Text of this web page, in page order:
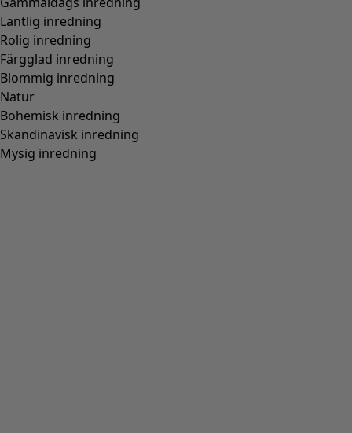
Lantlig inredning
Rolig inredning
Färgglad inredning
Blommig inredning
Natur
Bohemisk inredning
Skandinavisk inredning
Mysig inredning